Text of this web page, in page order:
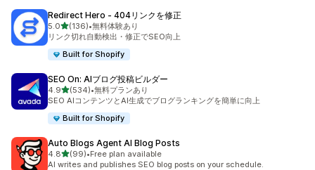
Redirect Hero ‑ 404リンクを修正
5.05つ星中
(136)
合計レビュー数：136件
•無料体験あり
リンク切れ自動検出・修正でSEO向上
Built for Shopify
SEO On: AIブログ投稿ビルダー
4.95つ星中
(534)
合計レビュー数：534件
•無料プランあり
SEO AIコンテンツとAI生成でブログランキングを簡単に向上
Built for Shopify
Auto Blogs Agent AI Blog Posts
4.85つ星中
(99)
合計レビュー数：99件
•Free plan available
AI writes and publishes SEO blog posts on your schedule.